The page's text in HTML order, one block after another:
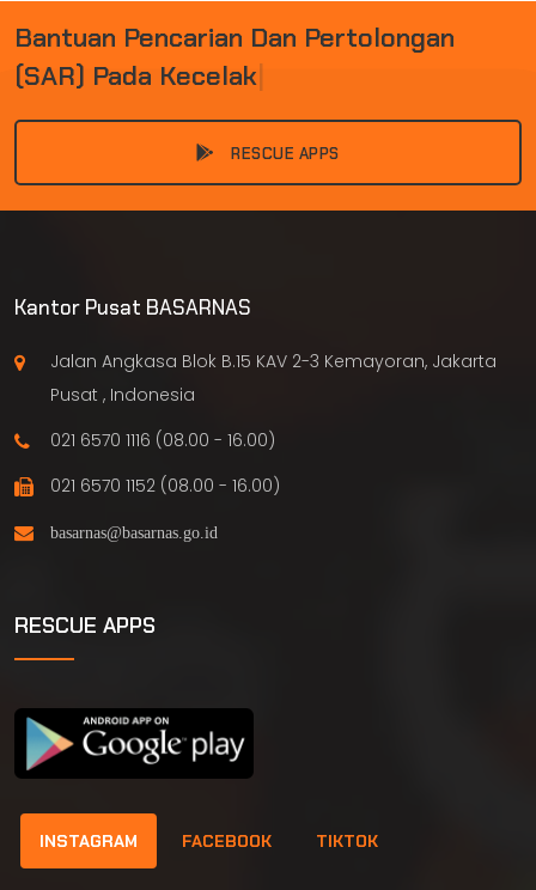
BANTUAN PENCARIAN DAN PERTOLONGAN
(SAR) PADA KECELAK
RESCUE APPS
Kantor Pusat BASARNAS
Jalan Angkasa Blok B.15 KAV 2-3 Kemayoran, Jakarta
Pusat , Indonesia
021 6570 1116 (08.00 - 16.00)
021 6570 1152 (08.00 - 16.00)
RESCUE APPS
INSTAGRAM FACEBOOK TIKTOK